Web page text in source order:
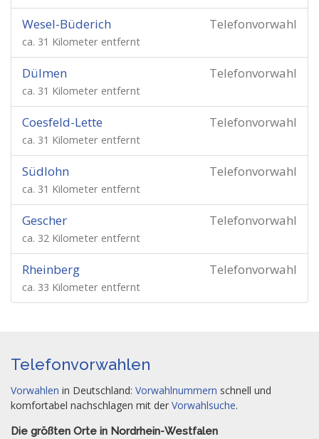
Telefonvorwahl
Wesel-Büderich
ca. 31 Kilometer entfernt
Telefonvorwahl
Dülmen
ca. 31 Kilometer entfernt
Telefonvorwahl
Coesfeld-Lette
ca. 31 Kilometer entfernt
Telefonvorwahl
Südlohn
ca. 31 Kilometer entfernt
Telefonvorwahl
Gescher
ca. 32 Kilometer entfernt
Telefonvorwahl
Rheinberg
ca. 33 Kilometer entfernt
Telefonvorwahlen
Vorwahlen in Deutschland: Vorwahlnummern schnell und
komfortabel nachschlagen mit der Vorwahlsuche.
Die größten Orte in Nordrhein-Westfalen